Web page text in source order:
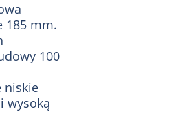
185 mm.
100
niskie
wysoką